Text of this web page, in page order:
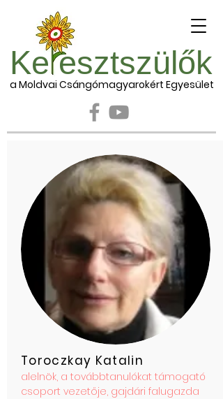
Ke esztszülők
a Moldvai Csángómagyarokért Egyesület
Toroczkay Katalin
alelnök, a továbbtanulókat támogató
csoport vezetője, gajdári falugazda